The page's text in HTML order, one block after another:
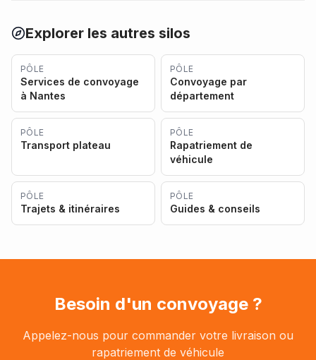
Explorer les autres silos
PÔLE
Services de convoyage
à Nantes
PÔLE
Convoyage par
département
PÔLE
Transport plateau
PÔLE
Rapatriement de
véhicule
PÔLE
Trajets & itinéraires
PÔLE
Guides & conseils
Besoin d'un convoyage ?
Appelez-nous pour commander votre livraison ou
rapatriement de véhicule